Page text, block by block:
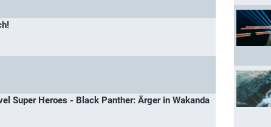
Super Heroes - Black Panther: Ärger in Wakanda